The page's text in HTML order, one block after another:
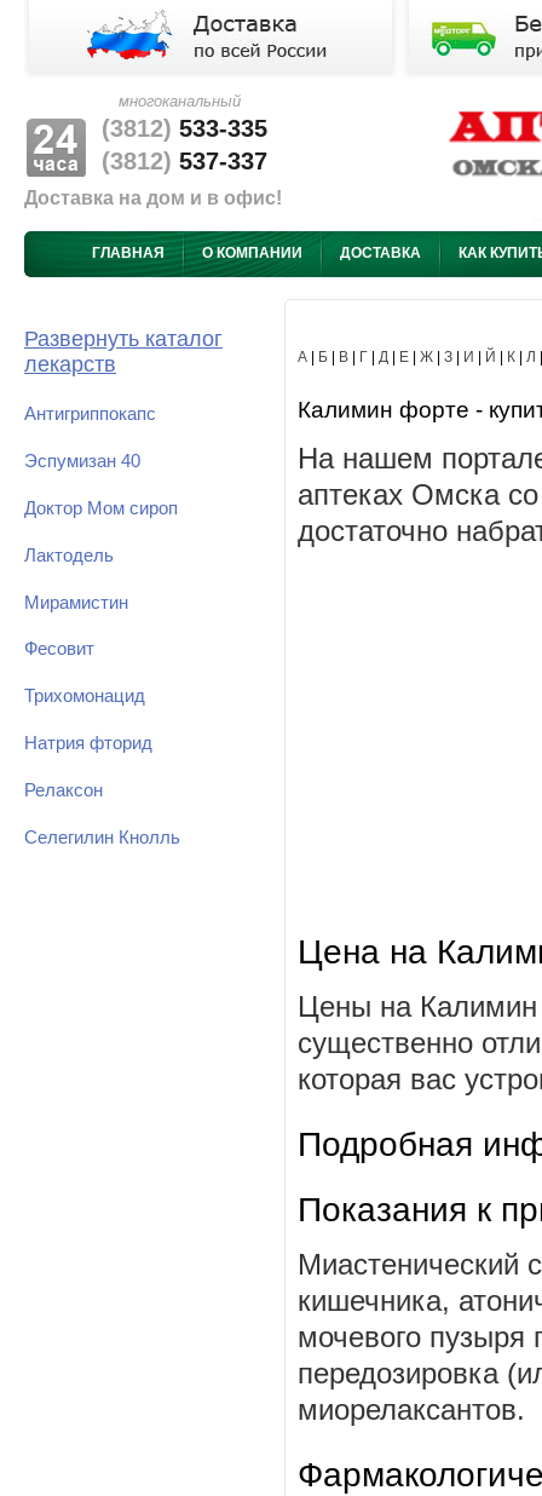
многоканальный
(3812) 533-335
(3812) 537-337
Доставка на дом и в офис!
ГЛАВНАЯ О КОМПАНИИ ДОСТАВКА КАК
Развернуть каталог
лекарств
Антигриппокапс
Эспумизан 40
Доктор Мом сироп
Лактодель
Мирамистин
Фесовит
Трихомонацид
Натрия фторид
Релаксон
Селегилин Кнолль
А Б В Г Д Е Ж З И Й К Л
Калимин форте -
На нашем
аптеках Омска
достаточно
Цена на
Цены на Калимин
существенно
которая вас
Подробная
Показания к
Миастенический
кишечника,
мочевого пузыря
передозировка
миорелаксантов.